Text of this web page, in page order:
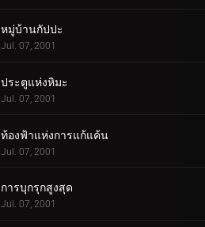
หมู่บ้านกัปปะ
Jul. 07, 2001
ประตูแห่งหิมะ
Jul. 07, 2001
ท้องฟ้าแห่งการแก้แค้น
Jul. 07, 2001
การบุกรุกสูงสุด
Jul. 07, 2001